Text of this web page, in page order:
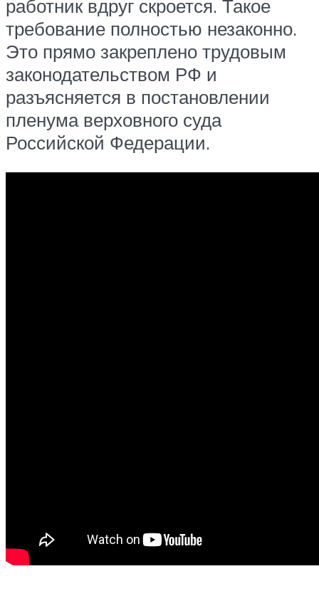
работник вдруг скроется. Такое
требование полностью незаконно.
Это прямо закреплено трудовым
законодательством РФ и
разъясняется в постановлении
пленума верховного суда
Российской Федерации.